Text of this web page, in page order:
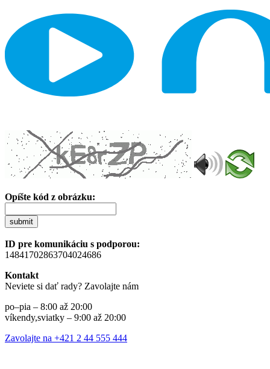
Opíšte kód z obrázku:
submit
ID pre komunikáciu s podporou:
14841702863704024686
Kontakt
Neviete si dať rady? Zavolajte nám
po–pia – 8:00 až 20:00
víkendy,sviatky – 9:00 až 20:00
Zavolajte na +421 2 44 555 444